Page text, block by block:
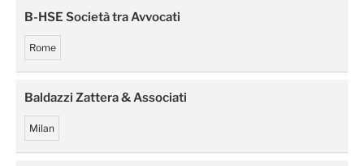
B-HSE Società tra Avvocati
Rome
Baldazzi Zattera & Associati
Milan